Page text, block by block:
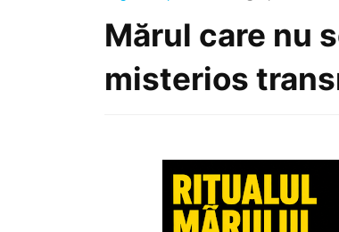
Mărul care nu
misterios